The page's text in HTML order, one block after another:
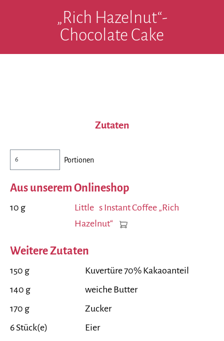
„Rich Hazelnut“-
Chocolate Cake
Zutaten
Portionen
Aus unserem Onlineshop
10 g
Little s Instant Coffee „Rich
Hazelnut“
Weitere Zutaten
150 g
Kuvertüre 70% Kakaoanteil
140 g
weiche Butter
170 g
Zucker
6 Stück(e)
Eier